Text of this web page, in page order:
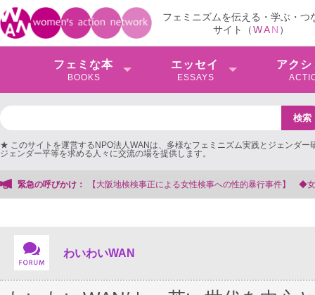
フェミニズムを伝える・学ぶ・つ
サイト（WAN ）
フェミな本
BOOKS
エッセイ
ESSAYS
アクシ
★ このサイトを運営するNPO法人WANは、多様なフェミニズム実践とジェンダー
ジェンダー平等を求める人々に交流の場を提供します。
緊急の呼びかけ：
援する会事務局
わいわいWAN